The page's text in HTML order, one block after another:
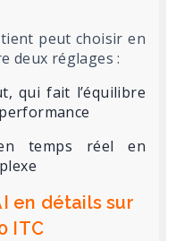
peut choisir en
deux réglages :
qui fait l’équilibre
temps réel en
en détails sur
ITC